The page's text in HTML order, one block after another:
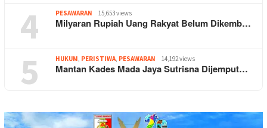
4 PESAWARAN 15,653 views
Milyaran Rupiah Uang Rakyat Belum Dikemb…
5 HUKUM, PERISTIWA, PESAWARAN 14,192 views
Mantan Kades Mada Jaya Sutrisna Dijemput…